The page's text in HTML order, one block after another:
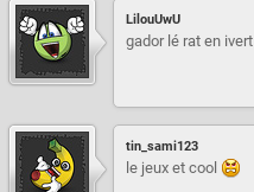
LilouUwU
gador lé rat en ivert
tin_sami123
le jeux et cool